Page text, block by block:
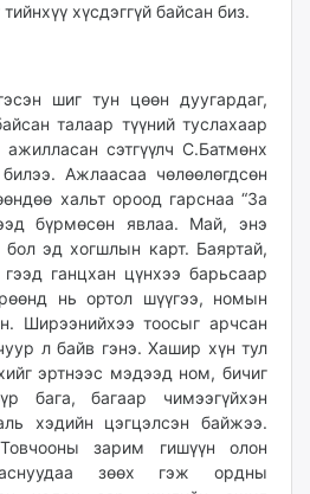
хүсдэггүй байсан биз.
шиг тун цөөн дуугардаг,
талаар түүний туслахаар
сэтгүүлч С.Батмөнх
Ажлаасаа чөлөөлөгдсөн
хальт ороод гарснаа “За
бүрмөсөн явлаа. Май, энэ
бол эд хогшлын карт. Баяртай,
ганцхан цүнхээ барьсаар
нь ортол шүүгээ, номын
Ширээнийхээ тоосыг арчсан
л байв гэнэ. Хашир хүн тул
эртнээс мэдээд ном, бичиг
бага, багаар чимээгүйхэн
хэдийн цэгцэлсэн байжээ.
зарим гишүүн олон
зөөх гэж ордны